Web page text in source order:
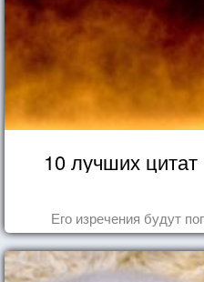
10 лучших
Его изречения будут